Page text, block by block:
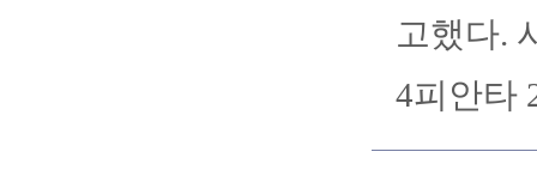
고했다.
4피안타